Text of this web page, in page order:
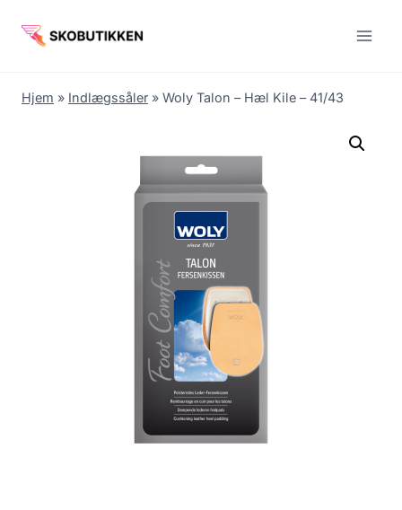
Hjem » Indlægssåler » Woly Talon – Hæl Kile – 41/43